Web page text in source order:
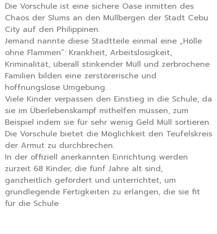
Die Vorschule ist eine sichere Oase inmitten des
Chaos der Slums an den Müllbergen der Stadt Cebu
City auf den Philippinen.
Jemand nannte diese Stadtteile einmal eine „Hölle
ohne Flammen“: Krankheit, Arbeitslosigkeit,
Kriminalität, überall stinkender Müll und zerbrochene
Familien bilden eine zerstörerische und
hoffnungslose Umgebung.
Viele Kinder verpassen den Einstieg in die Schule, da
sie im Überlebenskampf mithelfen müssen, zum
Beispiel indem sie für sehr wenig Geld Müll sortieren.
Die Vorschule bietet die Möglichkeit den Teufelskreis
der Armut zu durchbrechen.
In der offiziell anerkannten Einrichtung werden
zurzeit 68 Kinder, die fünf Jahre alt sind,
ganzheitlich gefördert und unterrichtet, um
grundlegende Fertigkeiten zu erlangen, die sie fit
für die Schule